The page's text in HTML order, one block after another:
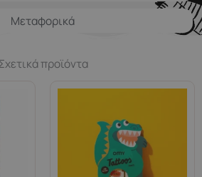
Μεταφορικά
προϊόντα